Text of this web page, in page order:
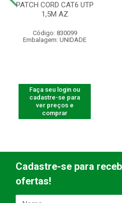
PATCH CORD CAT6 UTP
1,5M AZ
Código: 830099
Embalagem: UNIDADE
Faça seu login ou
cadastre-se para
ver preços e
comprar
Cadastre-se para
ofertas!